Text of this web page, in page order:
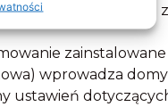
zgodnie
wprowadza